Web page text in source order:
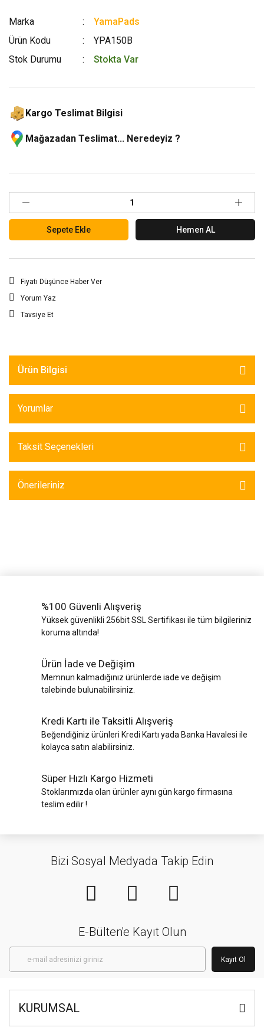
Marka
YamaPads
Ürün Kodu
YPA150B
Stok Durumu
Stokta Var
Kargo Teslimat Bilgisi
Mağazadan Teslimat... Neredeyiz ?
Sepete Ekle Hemen AL
Fiyatı Düşünce Haber Ver
Yorum Yaz
Tavsiye Et
Ürün Bilgisi
Yorumlar
Taksit Seçenekleri
Önerileriniz
%100 Güvenli Alışveriş
Yüksek güvenlikli 256bit SSL Sertifikası ile tüm bilgileriniz
koruma altında!
Ürün İade ve Değişim
Memnun kalmadığınız ürünlerde iade ve değişim
talebinde bulunabilirsiniz.
Kredi Kartı ile Taksitli Alışveriş
Beğendiğiniz ürünleri Kredi Kartı yada Banka Havalesi ile
kolayca satın alabilirsiniz.
Süper Hızlı Kargo Hizmeti
Stoklarımızda olan ürünler aynı gün kargo firmasına
teslim edilir !
Bizi Sosyal Medyada Takip Edin
E-Bülten'e Kayıt Olun
Kayıt Ol
KURUMSAL